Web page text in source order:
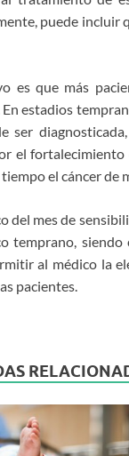
puede incluir
es que más
En estadios
ser
el fortalecimiento
el cáncer de
del mes de
temprano,
al médico la
pacientes.